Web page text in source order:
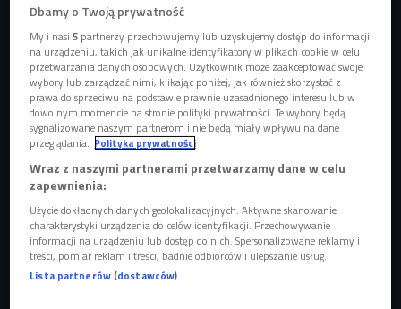
Snoop Dogg i Willie Nelson
Foto:
CapitalPictures/FaceToFace/REPORTER/East News / Suzanne
Cordeiro/REX/Shutterstock/East News
Dbamy o Twoją prywatność
My i nasi5 partnerzy przechowujemy lub uzyskujemy dostęp do informacji
na urządzeniu, takich jak unikalne identyfikatory w plikach cookie w celu
przetwarzania danych osobowych. Użytkownik może zaakceptować swoje
wybory lub zarządzać nimi, klikając poniżej, jak również skorzystać z
prawa do sprzeciwu na podstawie prawnie uzasadnionego interesu lub w
dowolnym momencie na stronie polityki prywatności. Te wybory będą
sygnalizowane naszym partnerom i nie będą miały wpływu na dane
przeglądania. Polityka prywatności
Wraz z naszymi partnerami przetwarzamy dane w celu
zapewnienia:
Użycie dokładnych danych geolokalizacyjnych. Aktywne skanowanie
charakterystyki urządzenia do celów identyfikacji. Przechowywanie
informacji na urządzeniu lub dostęp do nich. Spersonalizowane reklamy i
treści, pomiar reklam i treści, badnie odbiorców i ulepszanie usług.
Lista partnerów (dostawców)